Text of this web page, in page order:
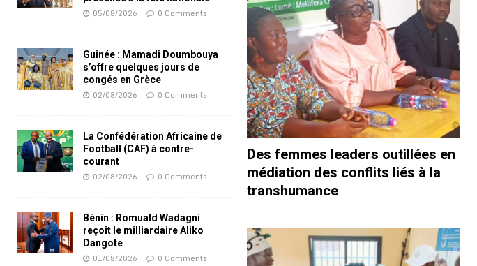
05/08/2026 0 Comments
Guinée : Mamadi Doumbouya
s’offre quelques jours de
congés en Grèce
02/08/2026 0 Comments
La Confédération Africaine de
Football (CAF) à contre-
courant
02/08/2026 0 Comments
Bénin : Romuald Wadagni
reçoit le milliardaire Aliko
Dangote
01/08/2026 0 Comments
Des femmes leaders outillées en
médiation des conflits liés à la
transhumance